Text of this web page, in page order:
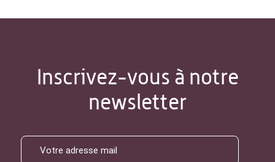
Inscrivez-vous à notre
newsletter